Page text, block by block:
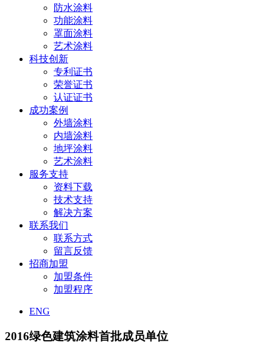
防水涂料
功能涂料
罩面涂料
艺术涂料
科技创新
专利证书
荣誉证书
认证证书
成功案例
外墙涂料
内墙涂料
地坪涂料
艺术涂料
服务支持
资料下载
技术支持
解决方案
联系我们
联系方式
留言反馈
招商加盟
加盟条件
加盟程序
ENG
2016绿色建筑涂料首批成员单位